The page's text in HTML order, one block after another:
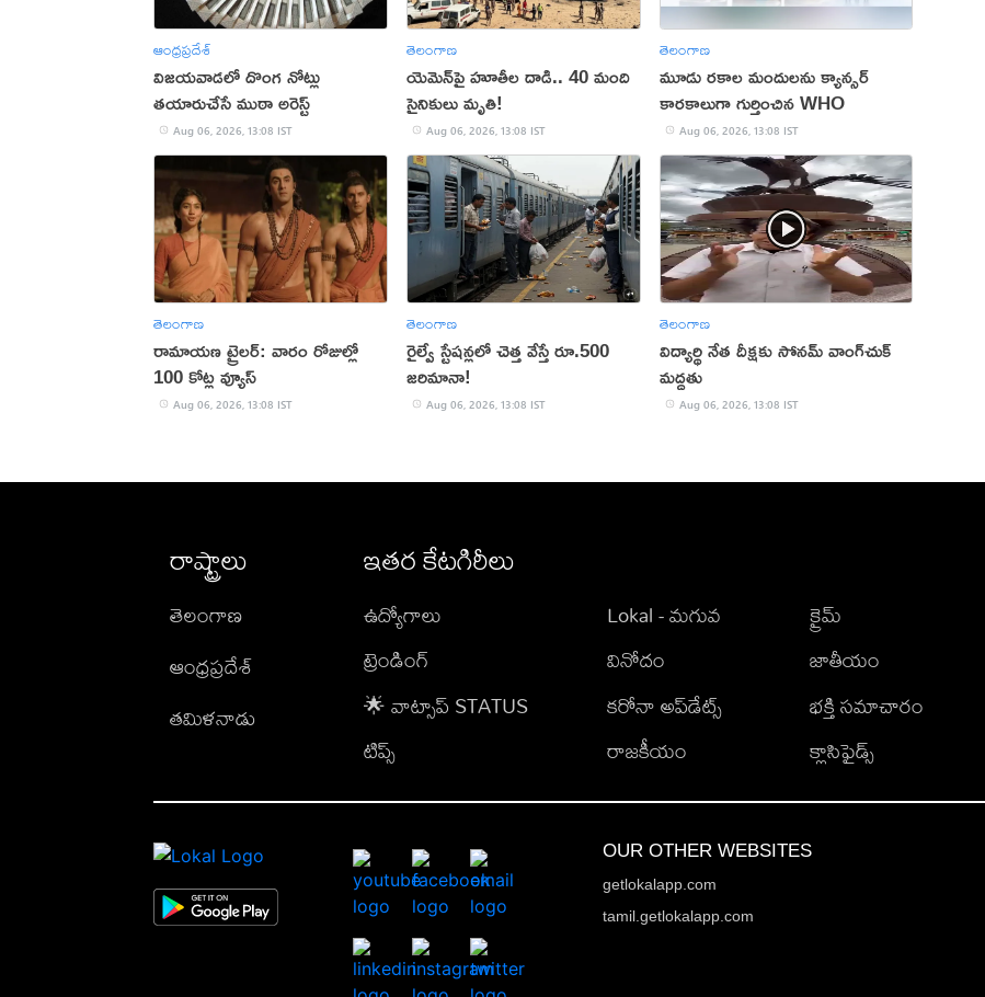
ఆంధ్రప్రదేశ్
విజయవాడలో దొంగ నోట్లు
తయారుచేసే ముఠా అరెస్ట్
Aug 06, 2026, 13:08 IST
తెలంగాణ
యెమెన్‌పై హూతీల దాడి.. 40 మంది
సైనికులు మృతి!
Aug 06, 2026, 13:08 IST
తెలంగాణ
మూడు రకాల మందులను క్యాన్సర్
కారకాలుగా గుర్తించిన WHO
Aug 06, 2026, 13:08 IST
తెలంగాణ
రామాయణ ట్రైలర్: వారం రోజుల్లో
100 కోట్ల వ్యూస్
Aug 06, 2026, 13:08 IST
తెలంగాణ
రైల్వే స్టేషన్లలో చెత్త వేస్తే రూ.500
జరిమానా!
Aug 06, 2026, 13:08 IST
తెలంగాణ
విద్యార్థి నేత దీక్షకు సోనమ్ వాంగ్‌చుక్
మద్దతు
Aug 06, 2026, 13:08 IST
రాష్ట్రాలు
తెలంగాణ
ఆంధ్రప్రదేశ్
తమిళనాడు
ఇతర కేటగిరీలు
ఉద్యోగాలు
ట్రెండింగ్
🌟 వాట్సాప్ STATUS
టిప్స్
Lokal - మగువ
వినోదం
కరోనా అప్‌డేట్స్
రాజకీయం
క్రైమ్
జాతీయం
భక్తి సమాచారం
క్లాసిఫైడ్స్
OUR OTHER WEBSITES
getlokalapp.com
tamil.getlokalapp.com